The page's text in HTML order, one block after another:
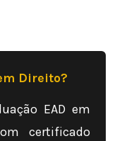
Direito?
EAD em
certificado